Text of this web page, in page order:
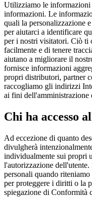
Utilizziamo le informazioni
informazioni. Le
quali la personalizzazione
per aiutarci a identificare
per i nostri visitatori. Ciò ti
facilmente e di tenere
aiutano a migliorare il
fornisce informazioni
propri distributori, partner
raccogliamo gli indirizzi
ai fini dell'amministrazione
Chi ha accesso
Ad eccezione di quanto
divulgherà
individualmente sui propri
l'autorizzazione
personali quando
per proteggere i diritti o la
spiegazione di Conformità